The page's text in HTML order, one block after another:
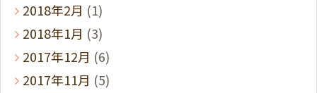
2018年2月 (1)
2018年1月 (3)
2017年12月 (6)
2017年11月 (5)